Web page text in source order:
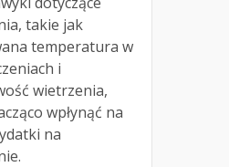
takie jak
temperatura w
i
wietrzenia,
wpłynąć na
na